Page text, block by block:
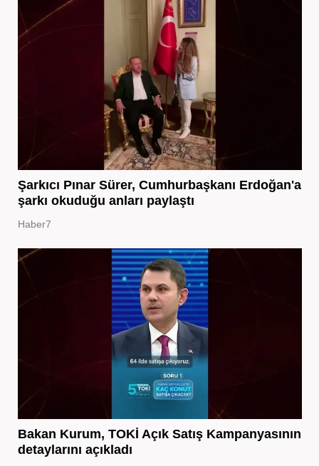
Şarkıcı Pınar Sürer, Cumhurbaşkanı Erdoğan'a
şarkı okuduğu anları paylaştı
Haber7
Bakan Kurum, TOKİ Açık Satış Kampanyasının
detaylarını açıkladı